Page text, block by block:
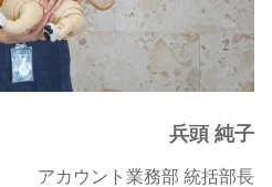
兵頭 純子
アカウント業務部 統括部長